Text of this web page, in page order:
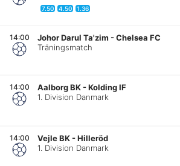
7.50 4.50 1.36
14:00 Johor Darul Ta'zim -Chelsea FC
Träningsmatch
14:00 Aalborg BK -Kolding IF
1. Division Danmark
14:00 Vejle BK -Hilleröd
1. Division Danmark